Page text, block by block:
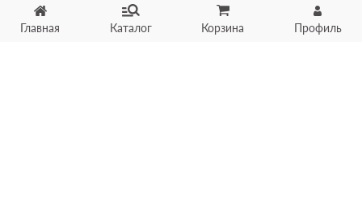
Главная Каталог Корзина Профиль